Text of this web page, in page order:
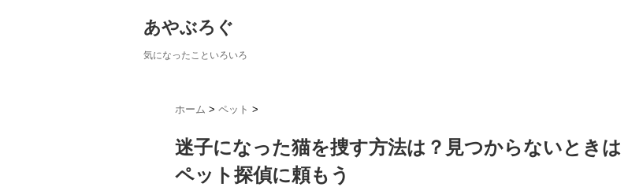
あやぶろぐ
気になったこといろいろ
ホーム > ペット >
迷子になった猫を捜す方法は？見つからないときは
ペット探偵に頼もう